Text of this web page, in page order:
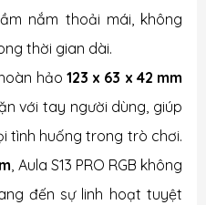
nắm thoải mái, không
thời gian dài.
hảo 123 x 63 x 42 mm
với tay người dùng, giúp
tình huống trong trò chơi.
, Aula S13 PRO RGB không
đến sự linh hoạt tuyệt